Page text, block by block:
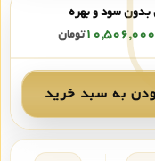
سود و بهره
۱۰,۵۰۶,۰۰۰تومان
به سبد خرید